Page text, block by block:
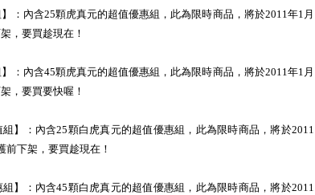
：內含25顆虎真元的超值優惠組，此為限時商品，將於2011年1月
，要買趁現在！
：內含45顆虎真元的超值優惠組，此為限時商品，將於2011年1月
，要買要快喔！
】：內含25顆白虎真元的超值優惠組，此為限時商品，將於2011
前下架，要買趁現在！
】：內含45顆白虎真元的超值優惠組，此為限時商品，將於2011